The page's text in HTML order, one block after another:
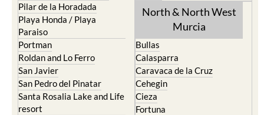
Pilar de la Horadada
Playa Honda / Playa
Paraiso
Portman
Roldan and Lo Ferro
San Javier
San Pedro del Pinatar
Santa Rosalia Lake and Life
resort
North & North West
Murcia
Bullas
Calasparra
Caravaca de la Cruz
Cehegin
Cieza
Fortuna